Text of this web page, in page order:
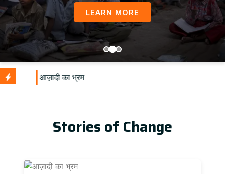
LEARN MORE
Stories of Change